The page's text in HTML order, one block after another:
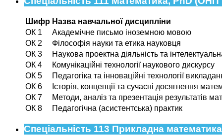
Шифр Назва навчальної дисципліни
ОК 1
Академічне письмо іноземною мовою
ОК 2
Філософія науки та етика науковця
ОК 3
Наукова проектна діяльність та
ОК 4
Комунікаційні технології наукового дискурсу
ОК 5
Педагогіка та інноваційні технології
ОК 6
Історія, концепції та сучасні досягнення
ОК 7
Методи, аналіз та презентація результатів
ОК 8
Педагогічна (асистентська) практик
Спеціальність 113 Прикладна